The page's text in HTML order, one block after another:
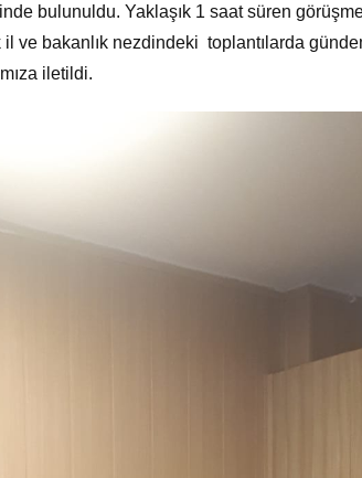
bulunuldu. Yaklaşık 1 saat süren
il ve bakanlık nezdindeki toplantılarda
iletildi.